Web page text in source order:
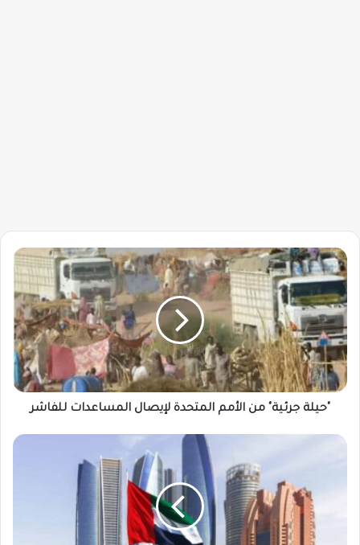
"حيلة
جرئية"
من
الأمم
المتحدة
لإيصال
المساعدات
للفاشر
"حيلة جرئية" من الأمم المتحدة لإيصال المساعدات للفاشر
مصادر